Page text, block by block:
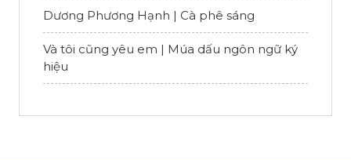
Dương Phương Hạnh | Cà phê sáng
Và tôi cũng yêu em | Múa dấu ngôn ngữ ký
hiệu